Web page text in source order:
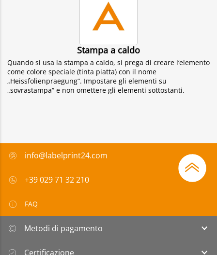
Stampa a caldo
Quando si usa la stampa a caldo, si prega di creare l‘elemento
come colore speciale (tinta piatta) con il nome
„Heissfolienpraegung“. Impostare gli elementi su
„sovrastampa“ e non omettere gli elementi sottostanti.
info@labelprint24.com
+39 029 71 32 210
FAQ
Metodi di pagamento
Certificazione